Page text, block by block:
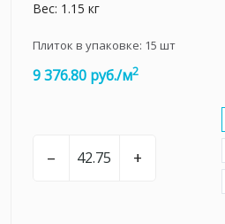
Вес: 1.15 кг
Плиток в упаковке: 15 шт
9 376.80 руб./м2
– +